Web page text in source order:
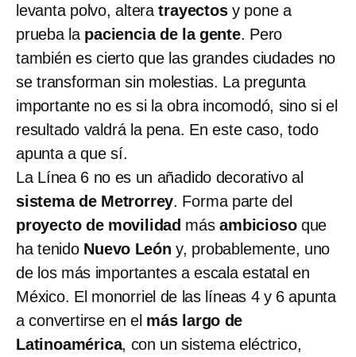
levanta polvo, alteratrayectosy pone a
prueba la paciencia de la gente. Pero
también es cierto que las grandes ciudades no
se transforman sin molestias. La pregunta
importante no es si la obra incomodó, sino si el
resultado valdrá la pena. En este caso, todo
apunta a que sí.
La Línea 6 no es un añadido decorativo al
sistema de Metrorrey. Forma parte del
proyecto de movilidad másambiciosoque
ha tenido Nuevo León y, probablemente, uno
de los más importantes a escala estatal en
México. El monorriel de las líneas 4 y 6 apunta
a convertirse en el más largo de
Latinoamérica, con un sistema eléctrico,